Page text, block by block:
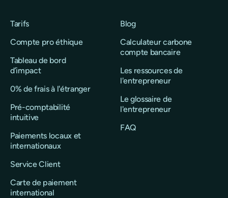
Tarifs
Compte pro éthique
Tableau de bord
d’impact
0% de frais à l'étranger
Pré-comptabilité
intuitive
Paiements locaux et
internationaux
Service Client
Carte de paiement
international
Blog
Calculateur carbone
compte bancaire
Les ressources de
l'entrepreneur
Le glossaire de
l'entrepreneur
FAQ